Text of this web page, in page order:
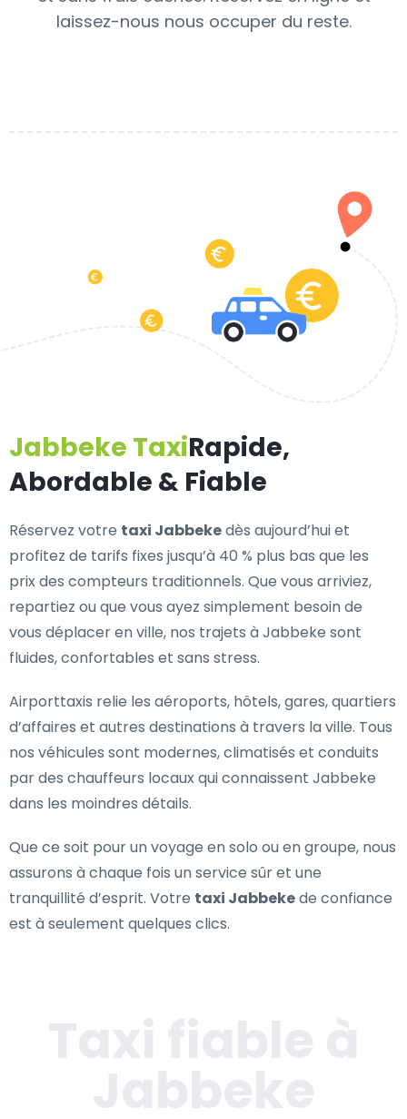
laissez-nous nous occuper du reste.
Jabbeke TaxiRapide,
Abordable & Fiable
Réservez votre taxi Jabbekedès aujourd’hui et
profitez de tarifs fixes jusqu’à 40 % plus bas que les
prix des compteurs traditionnels. Que vous arriviez,
repartiez ou que vous ayez simplement besoin de
vous déplacer en ville, nos trajets à Jabbeke sont
fluides, confortables et sans stress.
Airporttaxis relie les aéroports, hôtels, gares, quartiers
d’affaires et autres destinations à travers la ville. Tous
nos véhicules sont modernes, climatisés et conduits
par des chauffeurs locaux qui connaissent Jabbeke
dans les moindres détails.
Que ce soit pour un voyage en solo ou en groupe, nous
assurons à chaque fois un service sûr et une
tranquillité d’esprit. Votre taxi Jabbekede confiance
est à seulement quelques clics.